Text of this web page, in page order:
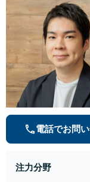
電話でお問
注力分野